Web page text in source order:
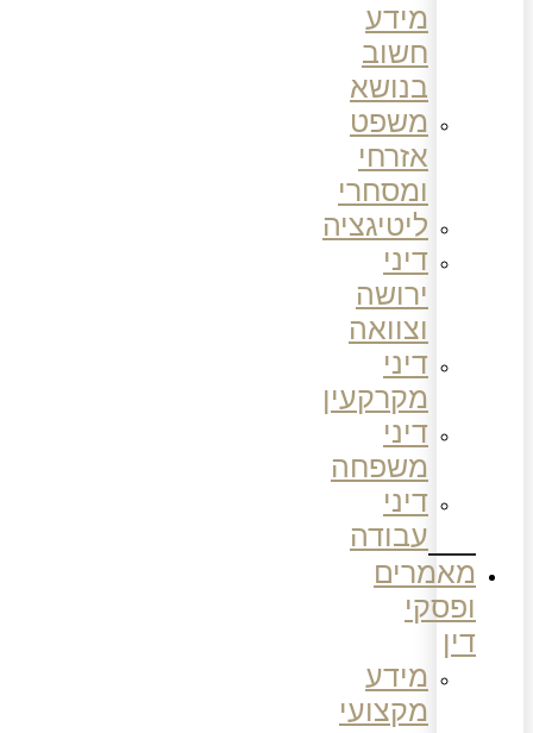
מידע
חשוב
בנושא
משפט
אזרחי
ומסחרי
ליטיגציה
דיני
ירושה
וצוואה
דיני
מקרקעין
דיני
משפחה
דיני
עבודה
מאמרים
ופסקי
דין
מידע
מקצועי